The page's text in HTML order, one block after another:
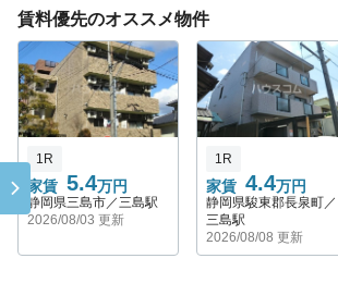
賃料優先のオススメ物件
家賃 5.4万円
1R
静岡県三島市／三島駅
2026/08/03 更新
家賃 4.4万円
1R
静岡県駿東郡長泉町／
三島駅
2026/08/08 更新